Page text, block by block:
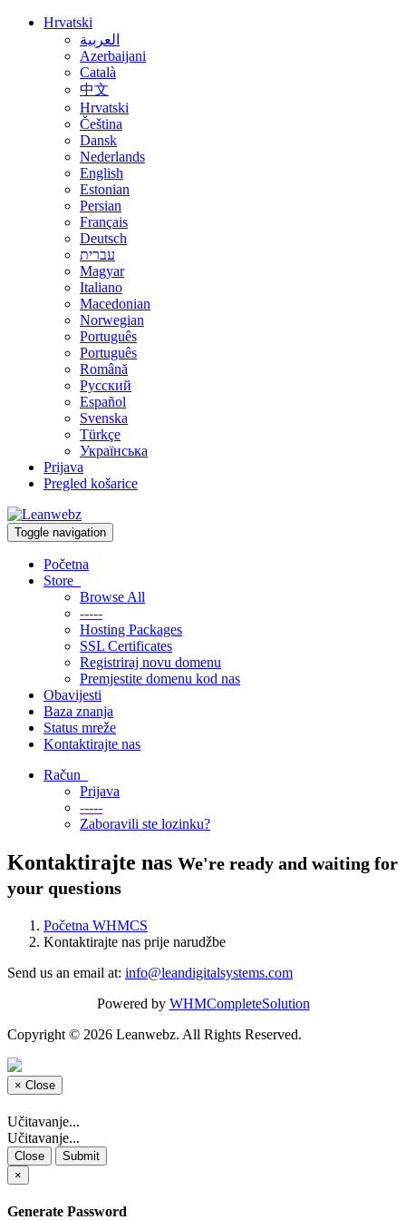
Hrvatski
العربية
Azerbaijani
Català
中文
Hrvatski
Čeština
Dansk
Nederlands
English
Estonian
Persian
Français
Deutsch
עברית
Magyar
Italiano
Macedonian
Norwegian
Português
Português
Română
Русский
Español
Svenska
Türkçe
Українська
Prijava
Pregled košarice
Toggle navigation
Početna
Store
Browse All
-----
Hosting Packages
SSL Certificates
Registriraj novu domenu
Premjestite domenu kod nas
Obavijesti
Baza znanja
Status mreže
Kontaktirajte nas
Račun
Prijava
-----
Zaboravili ste lozinku?
Kontaktirajte nas We're ready and waiting for
your questions
Početna WHMCS
Kontaktirajte nas prije narudžbe
Send us an email at: info@leandigitalsystems.com
Powered by WHMCompleteSolution
Copyright © 2026 Leanwebz. All Rights Reserved.
× Close
Učitavanje...
Učitavanje...
Close
Submit
×
Generate Password